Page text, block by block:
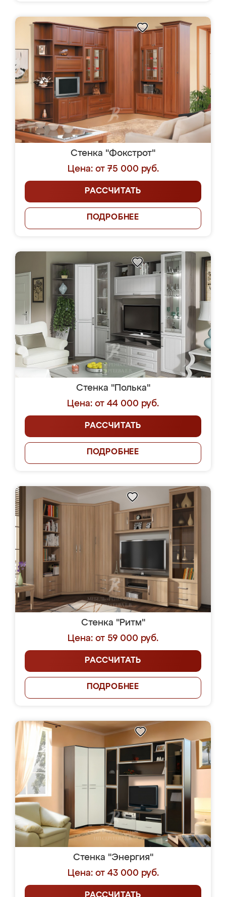
Стенка "Фокстрот"
Цена: от 75 000 руб.
РАССЧИТАТЬ
ПОДРОБНЕЕ
Стенка "Полька"
Цена: от 44 000 руб.
РАССЧИТАТЬ
ПОДРОБНЕЕ
Стенка "Ритм"
Цена: от 59 000 руб.
РАССЧИТАТЬ
ПОДРОБНЕЕ
Стенка "Энергия"
Цена: от 43 000 руб.